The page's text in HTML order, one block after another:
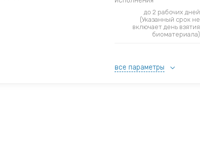
до 2 рабочих дней
(Указанный срок не
включает день взятия
биоматериала)
все параметры